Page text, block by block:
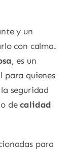
y un
con calma.
, es un
para quienes
seguridad
decalidad
para